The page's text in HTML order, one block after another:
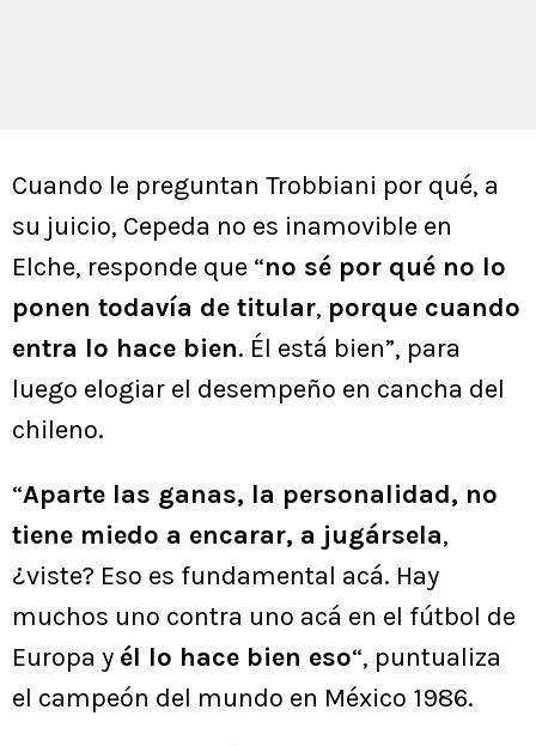
Cuando le preguntan Trobbiani por qué, a
su juicio, Cepeda no es inamovible en
Elche, responde que “no sé por qué no lo
ponen todavía de titular, porque cuando
entra lo hace bien. Él está bien”, para
luego elogiar el desempeño en cancha del
chileno.
“Aparte las ganas, la personalidad, no
tiene miedo a encarar, a jugársela,
¿viste? Eso es fundamental acá. Hay
muchos uno contra uno acá en el fútbol de
Europa y él lo hace bien eso“, puntualiza
el campeón del mundo en México 1986.